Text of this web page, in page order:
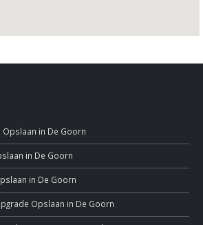
Opslaan in De Goorn
in De Goorn
in De Goorn
Opslaan in De Goorn